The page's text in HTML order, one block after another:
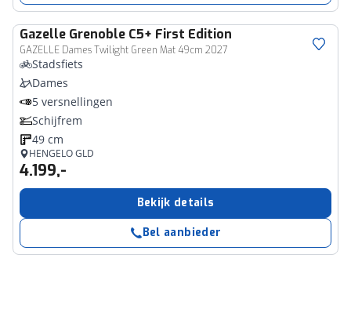
Gazelle Grenoble C5+ First Edition
GAZELLE Dames Twilight Green Mat 49cm 2027
Stadsfiets
Dames
5 versnellingen
Schijfrem
49 cm
HENGELO GLD
4.199,-
Bekijk details
Bel aanbieder